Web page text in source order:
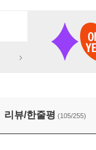
리뷰/한줄평 (105/255)